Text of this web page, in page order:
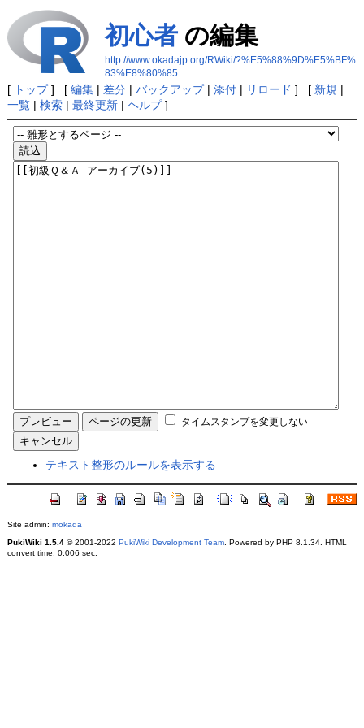
初心者の編集
http://www.okadajp.org/RWiki/?%E5%88%9D%E5%BF%
83%E8%80%85
[ トップ] [ 編集| 差分| バックアップ| 添付| リロード ] [ 新規 |
一覧| 検索| 最終更新| ヘルプ]
タイムスタンプを変更しない
テキスト整形のルールを表示する
Site admin: mokada
PukiWiki 1.5.4© 2001-2022 PukiWiki Development Team. Powered by PHP 8.1.34. HTML
convert time: 0.006 sec.